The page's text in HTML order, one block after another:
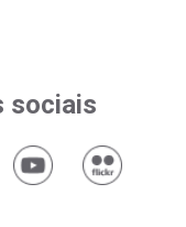
sociais